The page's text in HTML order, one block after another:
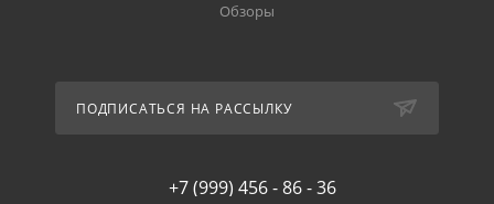
Обзоры
ПОДПИСАТЬСЯ НА РАССЫЛКУ
+7 (999) 456 - 86 - 36